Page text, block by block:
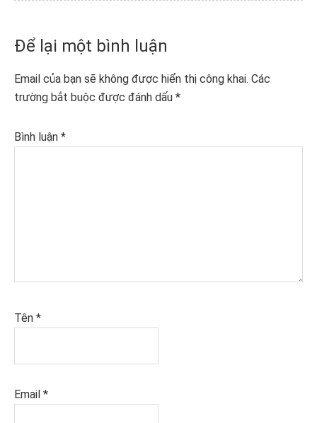
Reader
Interactions
Để lại một bình luận
Email của bạn sẽ không được hiển thị công khai. Các
trường bắt buộc được đánh dấu *
Bình luận *
Tên *
Email *